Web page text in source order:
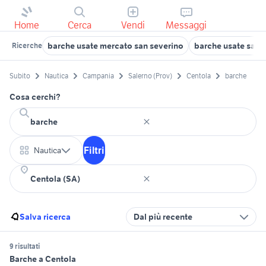
Home Cerca Vendi Messaggi
Ricerche barche usate mercato san severino barche usate sala
Subito Nautica Campania Salerno (Prov) Centola barche
Cosa cerchi?
Nautica Filtri
Salva ricerca Dal più recente
9 risultati
Barche a Centola